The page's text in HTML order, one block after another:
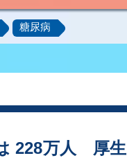
） 糖尿病
ム
動脈硬化
心
コール肝疾患
ペニア／フレイル
糖尿病
228万人 厚